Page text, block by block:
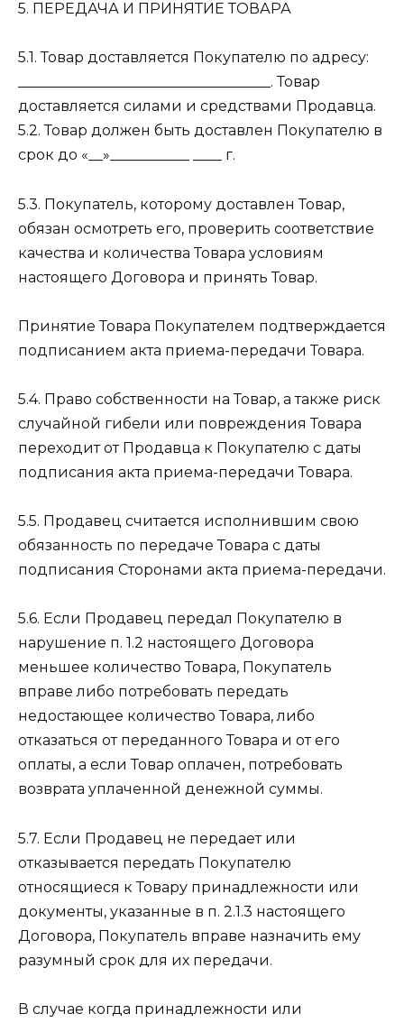
5. ПЕРЕДАЧА И ПРИНЯТИЕ ТОВАРА
5.1. Товар доставляется Покупателю по адресу:
___________________________________. Товар
доставляется силами и средствами Продавца.
5.2. Товар должен быть доставлен Покупателю в
срок до «__»___________ ____ г.
5.3. Покупатель, которому доставлен Товар,
обязан осмотреть его, проверить соответствие
качества и количества Товара условиям
настоящего Договора и принять Товар.
Принятие Товара Покупателем подтверждается
подписанием акта приема-передачи Товара.
5.4. Право собственности на Товар, а также риск
случайной гибели или повреждения Товара
переходит от Продавца к Покупателю с даты
подписания акта приема-передачи Товара.
5.5. Продавец считается исполнившим свою
обязанность по передаче Товара с даты
подписания Сторонами акта приема-передачи.
5.6. Если Продавец передал Покупателю в
нарушение п. 1.2 настоящего Договора
меньшее количество Товара, Покупатель
вправе либо потребовать передать
недостающее количество Товара, либо
отказаться от переданного Товара и от его
оплаты, а если Товар оплачен, потребовать
возврата уплаченной денежной суммы.
5.7. Если Продавец не передает или
отказывается передать Покупателю
относящиеся к Товару принадлежности или
документы, указанные в п. 2.1.3 настоящего
Договора, Покупатель вправе назначить ему
разумный срок для их передачи.
В случае когда принадлежности или